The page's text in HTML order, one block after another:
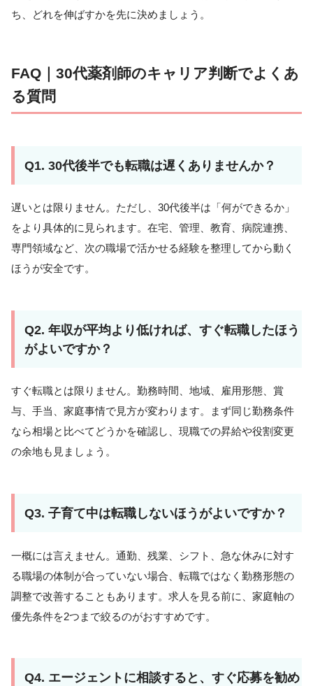
ち、どれを伸ばすかを先に決めましょう。
FAQ｜30代薬剤師のキャリア判断でよくあ
る質問
Q1. 30代後半でも転職は遅くありませんか？
遅いとは限りません。ただし、30代後半は「何ができるか」
をより具体的に見られます。在宅、管理、教育、病院連携、
専門領域など、次の職場で活かせる経験を整理してから動く
ほうが安全です。
Q2. 年収が平均より低ければ、すぐ転職したほう
がよいですか？
すぐ転職とは限りません。勤務時間、地域、雇用形態、賞
与、手当、家庭事情で見方が変わります。まず同じ勤務条件
なら相場と比べてどうかを確認し、現職での昇給や役割変更
の余地も見ましょう。
Q3. 子育て中は転職しないほうがよいですか？
一概には言えません。通勤、残業、シフト、急な休みに対す
る職場の体制が合っていない場合、転職ではなく勤務形態の
調整で改善することもあります。求人を見る前に、家庭軸の
優先条件を2つまで絞るのがおすすめです。
Q4. エージェントに相談すると、すぐ応募を勧め